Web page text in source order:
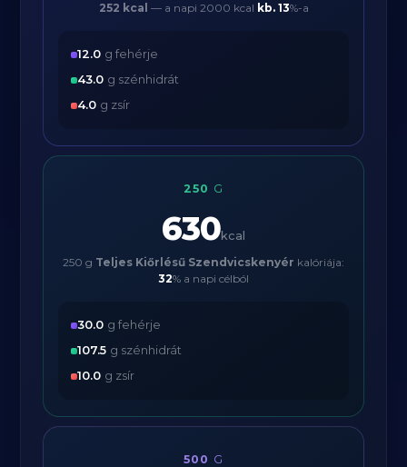
252 kcal — a napi 2000 kcal kb. 13%-a
12.0 g fehérje
43.0 g szénhidrát
4.0 g zsír
250 G
630kcal
250 g Teljes Kiőrlésű Szendvicskenyér kalóriája:
32% a napi célból
30.0 g fehérje
107.5 g szénhidrát
10.0 g zsír
500 G